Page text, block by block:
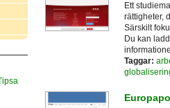
Ett
rättigheter,
Särskilt
Du kan
Taggar: